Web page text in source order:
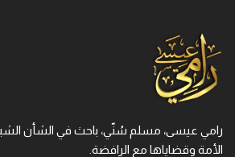
رامي عيسى، مسلم سُنّي، باحث في الشأن
الأمة وقضاياها مع الرافضة.